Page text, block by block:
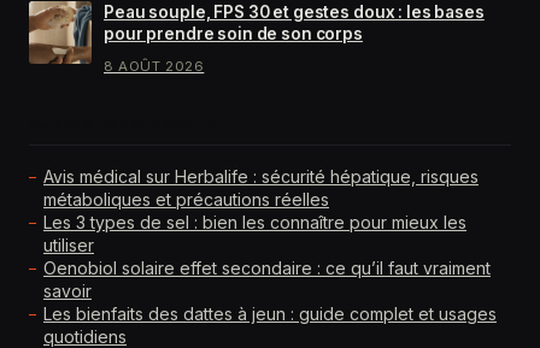
Peau souple, FPS 30 et gestes doux : les bases
pour prendre soin de son corps
8 AOÛT 2026
Avis médical sur Herbalife : sécurité hépatique, risques
métaboliques et précautions réelles
Les 3 types de sel : bien les connaître pour mieux les
utiliser
Oenobiol solaire effet secondaire : ce qu’il faut vraiment
savoir
Les bienfaits des dattes à jeun : guide complet et usages
quotidiens